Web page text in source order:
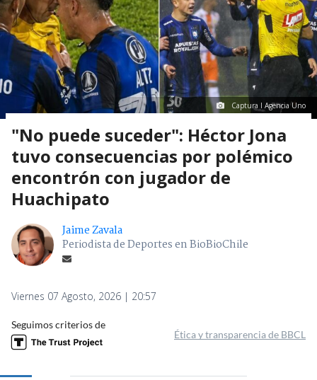
Captura I Agencia Uno
"No puede suceder": Héctor Jona
tuvo consecuencias por polémico
encontrón con jugador de
Huachipato
Jaime Zavala
Periodista de Deportes en BioBioChile
Viernes 07 Agosto, 2026 | 20:57
Seguimos criterios de
Ética y transparencia de BBCL